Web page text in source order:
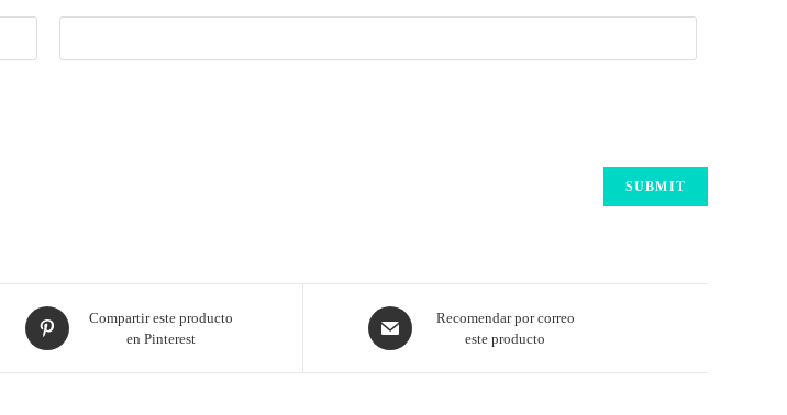
Compartir este producto
en Pinterest
Recomendar por correo
este producto